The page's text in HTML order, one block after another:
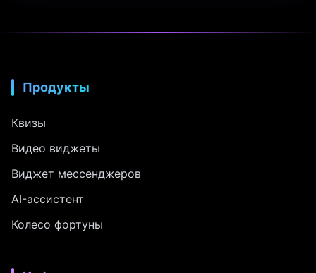
Продукты
Квизы
Видео виджеты
Виджет мессенджеров
AI-ассистент
Колесо фортуны